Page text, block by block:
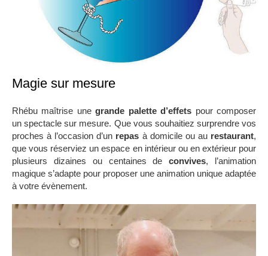
Magie sur mesure
Rhébu maîtrise unegrande palette d’effets pour composer
un spectacle sur mesure. Que vous souhaitiez surprendre vos
proches à l’occasion d’un repas à domicile ou au restaurant,
que vous réserviez un espace en intérieur ou en extérieur pour
plusieurs dizaines ou centaines deconvives, l’animation
magique s’adapte pour proposer une animation unique adaptée
à votre évènement.